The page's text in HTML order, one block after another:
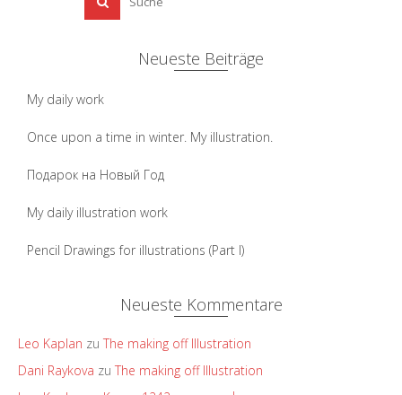
Neueste Beiträge
My daily work
Once upon a time in winter. My illustration.
Подарок на Новый Год
My daily illustration work
Pencil Drawings for illustrations (Part I)
Neueste Kommentare
Leo Kaplan zu The making off Illustration
Dani Raykova zu The making off Illustration